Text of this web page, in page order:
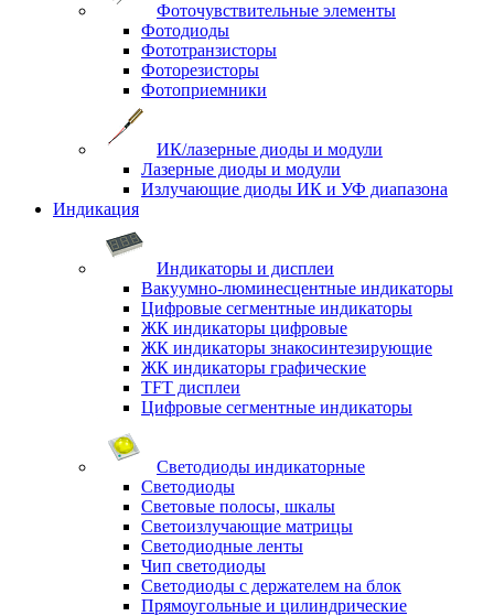
Фоточувствительные элементы
Фотодиоды
Фототранзисторы
Фоторезисторы
Фотоприемники
ИК/лазерные диоды и модули
Лазерные диоды и модули
Излучающие диоды ИК и УФ диапазона
Индикация
Индикаторы и дисплеи
Вакуумно-люминесцентные индикаторы
Цифровые сегментные индикаторы
ЖК индикаторы цифровые
ЖК индикаторы знакосинтезирующие
ЖК индикаторы графические
TFT дисплеи
Цифровые сегментные индикаторы
Светодиоды индикаторные
Светодиоды
Световые полосы, шкалы
Светоизлучающие матрицы
Светодиодные ленты
Чип светодиоды
Светодиоды с держателем на блок
Прямоугольные и цилиндрические